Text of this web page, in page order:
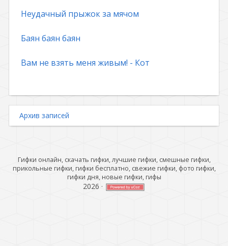
Неудачный прыжок за мячом
Баян баян баян
Вам не взять меня живым! - Кот
Архив записей
Гифки онлайн, скачать гифки, лучшие гифки, смешные гифки,
прикольные гифки, гифки бесплатно, свежие гифки, фото гифки,
гифки дня, новые гифки, гифы
2026 ·